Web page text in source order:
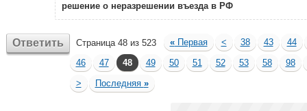
решение о неразрешении въезда в РФ
Ответить Страница 48 из 523 «Первая < 38 43
44
46
47 48 49 50 51 52 53 58
98
>
Последняя »